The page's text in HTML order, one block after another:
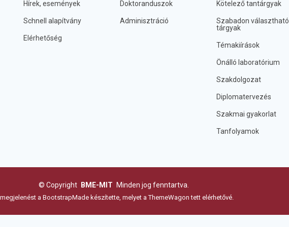
Hírek, események
Schnell alapítvány
Elérhetőség
Doktoranduszok
Adminisztráció
Kötelező tantárgyak
Szabadon választható
tárgyak
Témakiírások
Önálló laboratórium
Szakdolgozat
Diplomatervezés
Szakmai gyakorlat
Tanfolyamok
© Copyright BME-MIT Minden jog fenntartva.
a BootstrapMade készítette, melyet aThemeWagontett elérhetővé.